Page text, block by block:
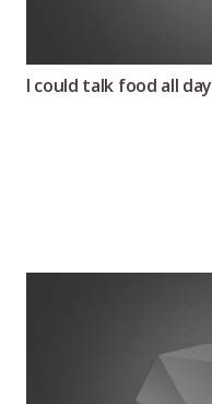
I could talk food all day